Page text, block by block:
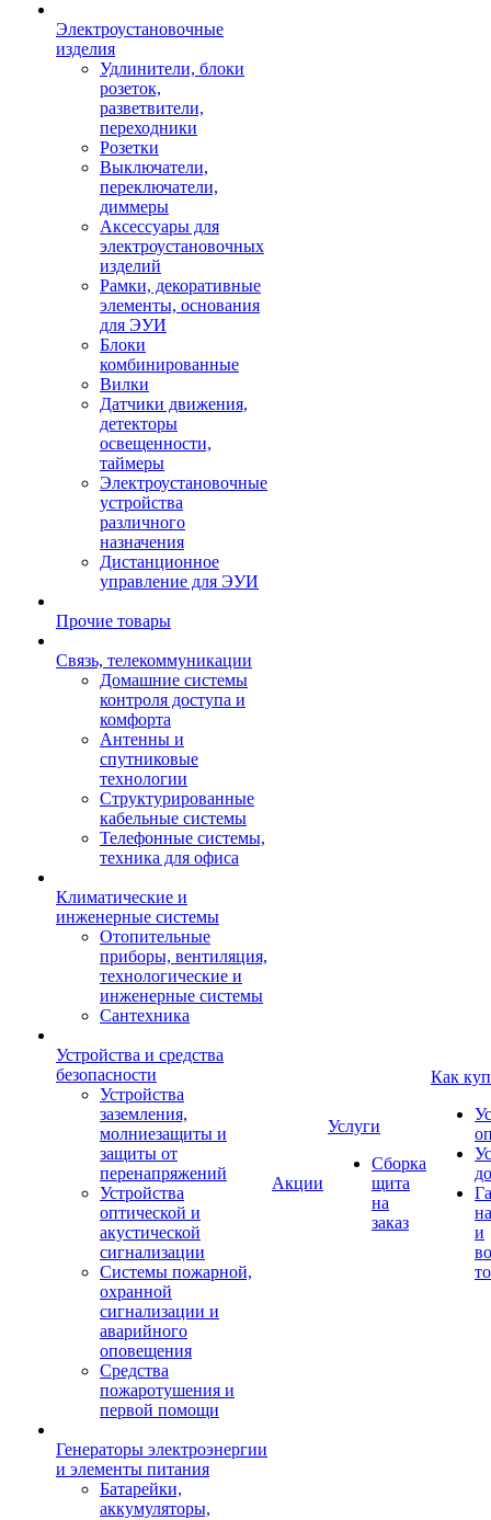
Электроустановочные
изделия
Удлинители, блоки
розеток,
разветвители,
переходники
Розетки
Выключатели,
переключатели,
диммеры
Аксессуары для
электроустановочных
изделий
Рамки, декоративные
элементы, основания
для ЭУИ
Блоки
комбинированные
Вилки
Датчики движения,
детекторы
освещенности,
таймеры
Электроустановочные
устройства
различного
назначения
Дистанционное
управление для ЭУИ
Прочие товары
Связь, телекоммуникации
Домашние системы
контроля доступа и
комфорта
Антенны и
спутниковые
технологии
Структурированные
кабельные системы
Телефонные системы,
техника для офиса
Климатические и
инженерные системы
Отопительные
приборы, вентиляция,
технологические и
инженерные системы
Сантехника
Устройства и средства
безопасности
Устройства
заземления,
молниезащиты и
защиты от
перенапряжений
Устройства
оптической и
акустической
сигнализации
Системы пожарной,
охранной
сигнализации и
аварийного
оповещения
Средства
пожаротушения и
первой помощи
Генераторы электроэнергии
и элементы питания
Батарейки,
аккумуляторы,
Акции
Услуги
Сборка
щита
на
заказ
Как
и